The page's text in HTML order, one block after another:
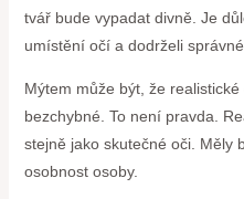
tvář bude vypadat divně. Je
umístění očí a dodrželi
Mýtem může být, že
bezchybné. To není pravda.
stejně jako skutečné oči. Měly
osobnost osoby.